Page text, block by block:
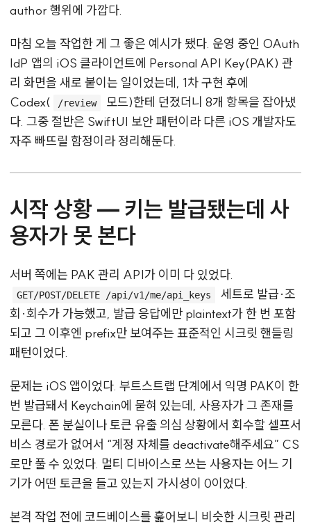
author 행위에 가깝다.
마침 오늘 작업한 게 그 좋은 예시가 됐다. 운영 중인 OAuth
IdP 앱의 iOS 클라이언트에 Personal API Key(PAK) 관
리 화면을 새로 붙이는 일이었는데, 1차 구현 후에
Codex(
/review
모드)한테 던졌더니 8개 항목을 잡아냈
다. 그중 절반은 SwiftUI 보안 패턴이라 다른 iOS 개발자도
자주 빠뜨릴 함정이라 정리해둔다.
시작 상황 — 키는 발급됐는데 사
용자가 못 본다
서버 쪽에는 PAK 관리 API가 이미 다 있었다.
GET/POST/DELETE /api/v1/me/api_keys
세트로 발급·조
회·회수가 가능했고, 발급 응답에만 plaintext가 한 번 포함
되고 그 이후엔 prefix만 보여주는 표준적인 시크릿 핸들링
패턴이었다.
문제는 iOS 앱이었다. 부트스트랩 단계에서 익명 PAK이 한
번 발급돼서 Keychain에 묻혀 있는데, 사용자가 그 존재를
모른다. 폰 분실이나 토큰 유출 의심 상황에서 회수할 셀프서
비스 경로가 없어서 “계정 자체를 deactivate해주세요” CS
로만 풀 수 있었다. 멀티 디바이스로 쓰는 사용자는 어느 기
기가 어떤 토큰을 들고 있는지 가시성이 0이었다.
본격 작업 전에 코드베이스를 훑어보니 비슷한 시크릿 관리